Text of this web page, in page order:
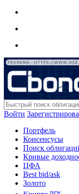
РЕКЛАМА • HTTPS://
Войти
Портфель
Консенсусы
Поиск
Кривые
ЦФА
Best bid/ask
Золото
new